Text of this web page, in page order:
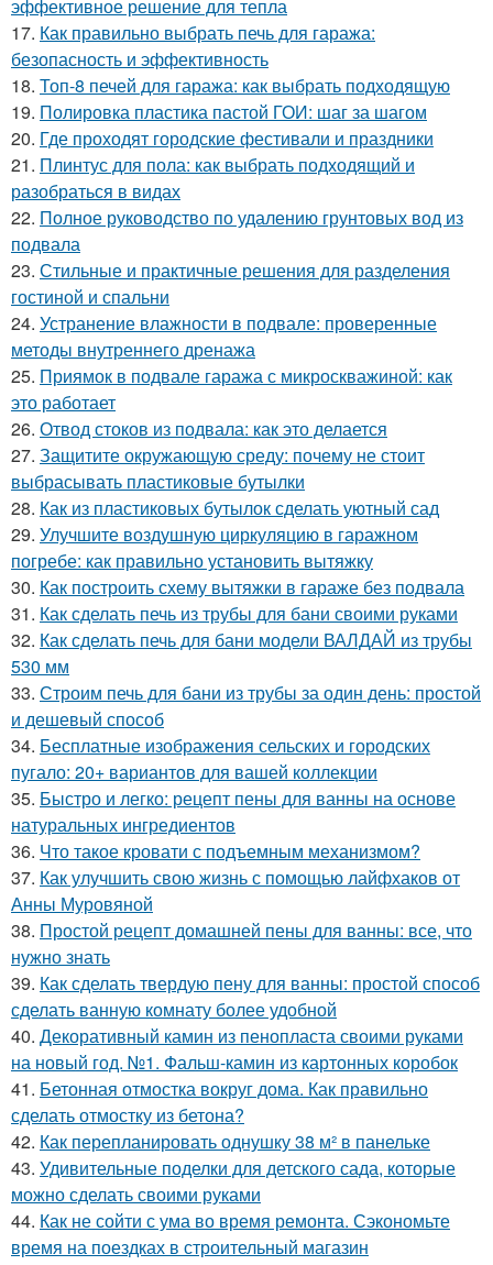
эффективное решение для тепла
17. Как правильно выбрать печь для гаража:
безопасность и эффективность
18. Топ-8 печей для гаража: как выбрать подходящую
19. Полировка пластика пастой ГОИ: шаг за шагом
20. Где проходят городские фестивали и праздники
21. Плинтус для пола: как выбрать подходящий и
разобраться в видах
22. Полное руководство по удалению грунтовых вод из
подвала
23. Стильные и практичные решения для разделения
гостиной и спальни
24. Устранение влажности в подвале: проверенные
методы внутреннего дренажа
25. Приямок в подвале гаража с микроскважиной: как
это работает
26. Отвод стоков из подвала: как это делается
27. Защитите окружающую среду: почему не стоит
выбрасывать пластиковые бутылки
28. Как из пластиковых бутылок сделать уютный сад
29. Улучшите воздушную циркуляцию в гаражном
погребе: как правильно установить вытяжку
30. Как построить схему вытяжки в гараже без подвала
31. Как сделать печь из трубы для бани своими руками
32. Как сделать печь для бани модели ВАЛДАЙ из трубы
530 мм
33. Строим печь для бани из трубы за один день: простой
и дешевый способ
34. Бесплатные изображения сельских и городских
пугало: 20+ вариантов для вашей коллекции
35. Быстро и легко: рецепт пены для ванны на основе
натуральных ингредиентов
36. Что такое кровати с подъемным механизмом?
37. Как улучшить свою жизнь с помощью лайфхаков от
Анны Муровяной
38. Простой рецепт домашней пены для ванны: все, что
нужно знать
39. Как сделать твердую пену для ванны: простой способ
сделать ванную комнату более удобной
40. Декоративный камин из пенопласта своими руками
на новый год. №1. Фальш-камин из картонных коробок
41. Бетонная отмостка вокруг дома. Как правильно
сделать отмостку из бетона?
42. Как перепланировать однушку 38 м² в панельке
43. Удивительные поделки для детского сада, которые
можно сделать своими руками
44. Как не сойти с ума во время ремонта. Сэкономьте
время на поездках в строительный магазин